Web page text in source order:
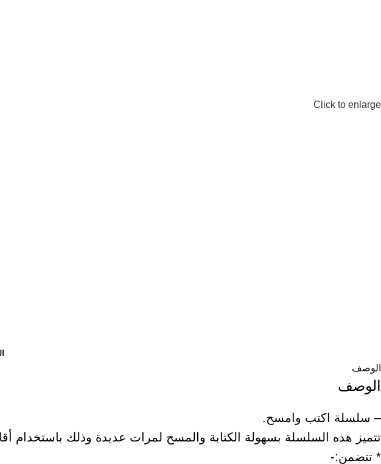
Click to enlarge
الوصف
الوصف
– سلسلة اكتب وامسح.
تتميز هذه السلسلة بسهولة الكتابة والمسح لمرات عديدة وذلك باستخدام
* تتضمن:-